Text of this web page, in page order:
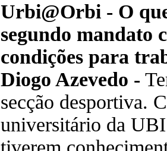
Urbi@Orbi - O
segundo mandato
condições para
Diogo Azevedo -
secção desportiva.
universitário da